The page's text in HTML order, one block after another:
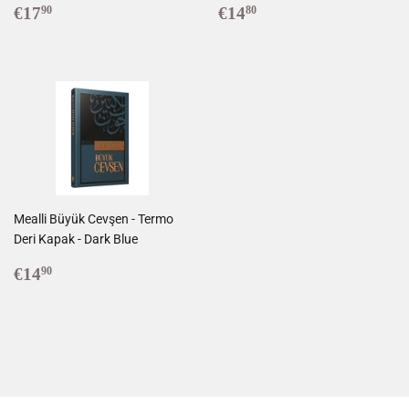
Prix
€1790
Prix
€1480
Mealli Büyük Cevşen - Termo
Deri Kapak - Dark Blue
Prix
€1490